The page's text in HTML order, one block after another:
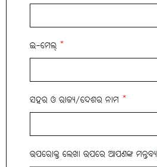
ଇ-ମେଲ୍ *
ସହର ଓ ରାଜ୍ୟ/ଦେଶର ନାମ *
ଉପରୋକ୍ତ ଲେଖା ଉପରେ ଆପଣଙ୍କ ମନ୍ତବ୍ୟ